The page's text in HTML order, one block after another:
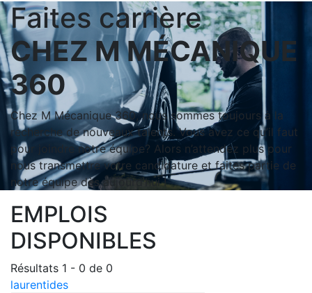
Faites carrière
CHEZ M MÉCANIQUE
360
Chez M Mécanique 360, nous sommes toujours à la
recherche de nouveaux talents. Vous avez ce qu’il faut
pour joindre notre équipe? Alors n’attendez plus pour
nous transmettre votre candidature et faites partie de
notre équipe dès aujourd’hui !
EMPLOIS
DISPONIBLES
Résultats 1 - 0 de 0
laurentides